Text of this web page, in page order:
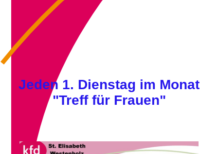
Jeden 1. Dienstag im Monat
"Treff für Frauen"